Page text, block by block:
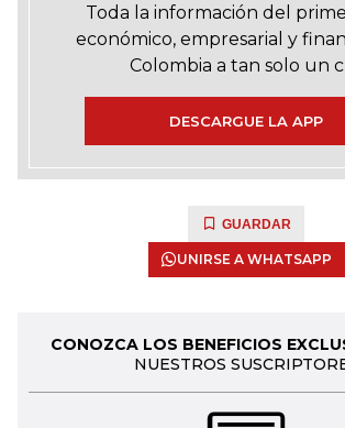
Toda la información del
económico, empresarial y
Colombia a tan solo un
DESCARGUE LA APP
GUARDAR
UNIRSE A WHATSAPP
CONOZCA LOS BENEFICIOS
NUESTROS